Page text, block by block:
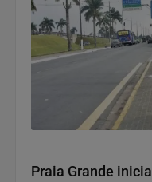
Praia Grande